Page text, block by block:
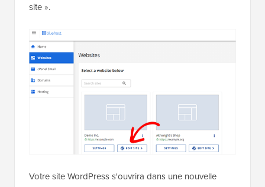
site ».
Votre site WordPress s'ouvrira dans une nouvelle